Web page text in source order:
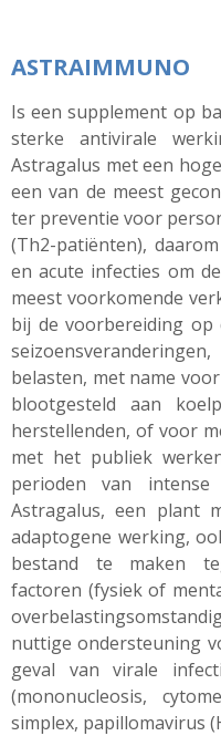
ASTRAIMMUNO
Is een supplement op
sterke antivirale
Astragalus met een
een van de meest
ter preventie voor
(Th2-patiënten),
en acute infecties om
meest voorkomende
bij de voorbereiding
seizoensveranderingen,
belasten, met name
blootgesteld aan
herstellenden, of voor
met het publiek
perioden van
Astragalus, een plant
adaptogene werking,
bestand te maken
factoren (fysiek of
nuttige ondersteuning
geval van virale
(mononucleosis,
simplex, papillomavirus